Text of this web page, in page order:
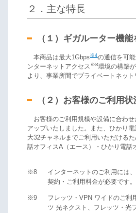
２．主な特長
（１）ギガルーター機
本商品は最大1Gbps※4の通信を可
ンターネットアクセス※8環境の構築
より、事業所間でプライベートネッ
（２）お客様のご利用
お客様のご利用規模や設備に合わ
アップいたしました。また、ひかり
大32チャネルまでご利用いただける
話オフィスA（エース）・ひかり電
※8
インターネットのご利用には
契約・ご利用料金が必要です。
※9
フレッツ・VPN ワイドのご利
ツ 光ネクスト、フレッツ・光